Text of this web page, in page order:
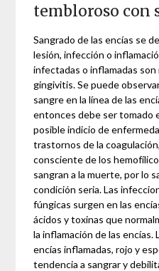
tembloroso con
Sangrado de las encías se
lesión, infección o
infectadas o inflamadas son
gingivitis. Se puede
sangre en la línea de las
entonces debe ser tomado
posible indicio de
trastornos de la
consciente de los
sangran a la muerte, por lo
condición seria. Las
fúngicas surgen en las
ácidos y toxinas que
la inflamación de las encías.
encías inflamadas, rojo y
tendencia a sangrar y